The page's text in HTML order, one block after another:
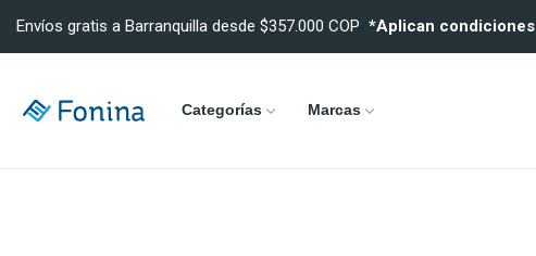
Envíos gratis a Barranquilla desde $357.000 COP *Aplican condiciones
Categorías Marcas